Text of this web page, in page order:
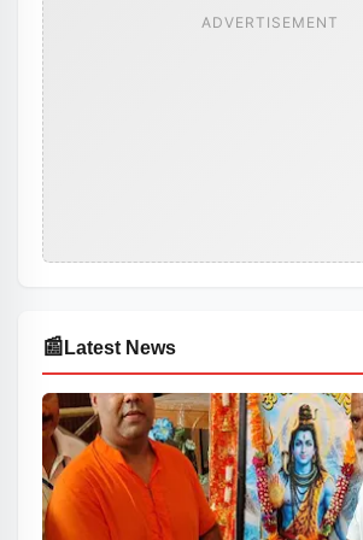
ADVERTISEMENT
📰 Latest News